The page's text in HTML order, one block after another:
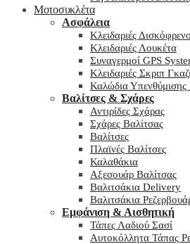
Μοτοσυκλέτα
Ασφάλεια
Κλειδαριές
Κλειδαριές Λουκέτα
Συναγερμοί GPS
Κλειδαριές Σκριπ
Καλώδια Υπενθύμισης
Βαλίτσες & Σχάρες
Αντιρίδες Σχάρας
Σχάρες Βαλίτσας
Βαλίτσες
Πλαϊνές Βαλίτσες
Καλαθάκια
Αξεσουάρ Βαλίτσας
Βαλιτσάκια Delivery
Βαλιτσάκια
Εμφάνιση & Αισθητική
Τάπες Λαδιού Σασί
Αυτοκόλλητα Τάπας